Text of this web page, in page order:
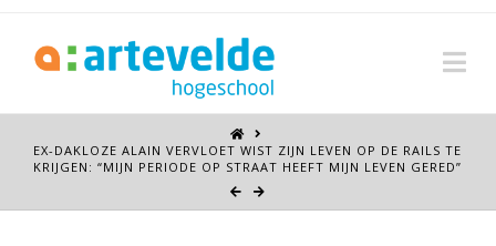
EX-DAKLOZE ALAIN VERVLOET WIST ZIJN LEVEN OP DE RAILS TE
KRIJGEN: “MIJN PERIODE OP STRAAT HEEFT MIJN LEVEN GERED”